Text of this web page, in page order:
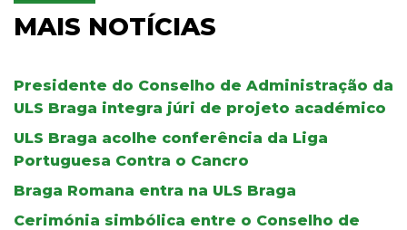
MAIS NOTÍCIAS
Presidente do Conselho de Administração da
ULS Braga integra júri de projeto académico
ULS Braga acolhe conferência da Liga
Portuguesa Contra o Cancro
Braga Romana entra na ULS Braga
Cerimónia simbólica entre o Conselho de